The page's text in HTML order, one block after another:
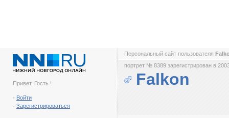
Привет, Гость !
- Войти
- Зарегистрироваться
Персональный сайт пользователя
портрет № 8389 зарегистрирован в
Falkon